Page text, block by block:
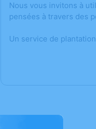
Nous vous invitons à
pensées à travers des
Un service de